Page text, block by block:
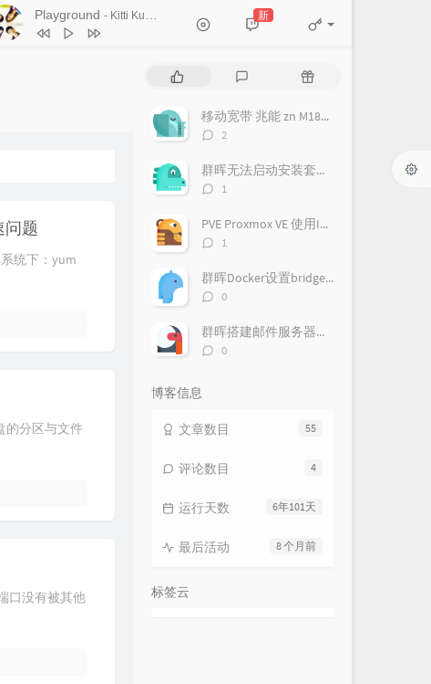
Playground - Kitti Kuremanee
Chookiat Sakveerakul / August Band
2
A Smile That I Would Never See
Kitti Kuremanee
刘昊霖
厘小白
Tom Rosenthal
9 当初就不该学php 黄灰红
新
问题
统下：yum
的分区与文件
口没有被其他
章
评
随
文移动宽带 兆能 zn M180G 光猫 超级密码破解 改桥接教程
评
数：
2
群晖无法启动安装套件，提示此套件需要您启动pgsql-adapter.service
评
数：
1
PVE Proxmox VE 使用IPv6
评
数：
1
群晖Docker设置bridge-host模式
评
数：
0
群晖搭建邮件服务器（Mailplus Server套件）
评
0
博客信息
55
文章数目
4
评论数目
6年101天
运行天数
8 个月前
最后活动
标签云